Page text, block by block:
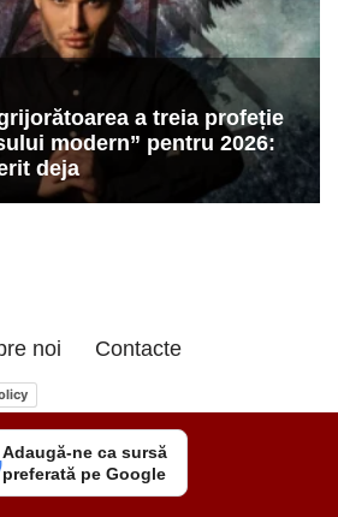
noi Contacte
Adaugă-ne ca sursă
preferată pe Google